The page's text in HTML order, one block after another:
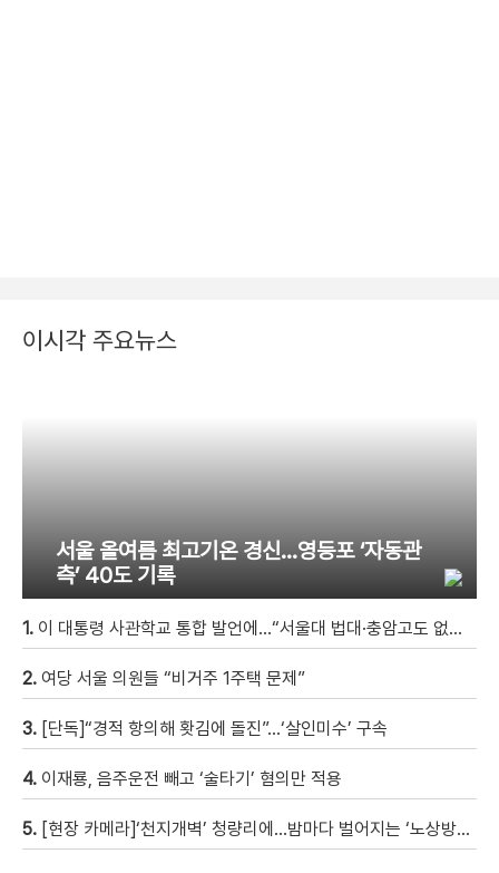
이시각 주요뉴스
서울 올여름 최고기온 경신…영등포 ‘자동관
측’ 40도 기록
1. 이 대통령 사관학교 통합 발언에…“서울대 법대·충암고도 없애나”
2. 여당 서울 의원들 “비거주 1주택 문제”
3. [단독]“경적 항의해 홧김에 돌진”…‘살인미수’ 구속
4. 이재룡, 음주운전 빼고 ‘술타기’ 혐의만 적용
5. [현장 카메라]‘천지개벽’ 청량리에…밤마다 벌어지는 ‘노상방뇨 전쟁’